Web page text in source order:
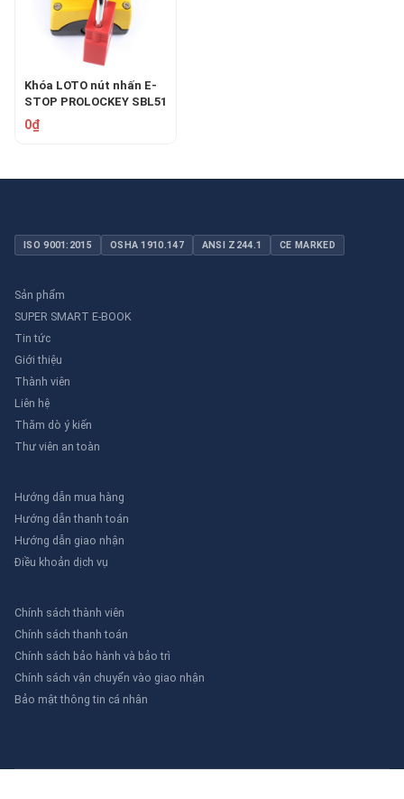
Khóa LOTO nút nhấn E-
STOP PROLOCKEY SBL51
0₫
ISO 9001:2015 OSHA 1910.147 ANSI Z244.1 CE MARKED
Sản phẩm
SUPER SMART E-BOOK
Tin tức
Giới thiệu
Thành viên
Liên hệ
Thăm dò ý kiến
Thư viên an toàn
Hướng dẫn mua hàng
Hướng dẫn thanh toán
Hướng dẫn giao nhận
Điều khoản dịch vụ
Chính sách thành viên
Chính sách thanh toán
Chính sách bảo hành và bảo trì
Chính sách vận chuyển vào giao nhận
Bảo mật thông tin cá nhân